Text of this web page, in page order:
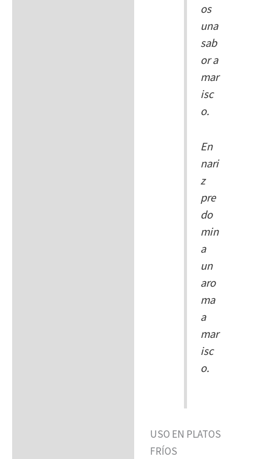
os
una
sab
or a
mar
isc
o.
En
nari
z
pre
do
min
a
un
aro
ma
a
mar
isc
o.
USO EN PLATOS
FRÍOS